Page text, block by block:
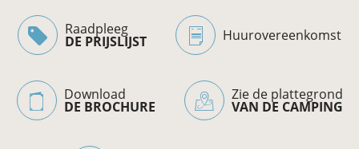
Raadpleeg
DE PRIJSLIJST Huurovereenkomst
Download
DE BROCHURE
Zie de plattegrond
VAN DE CAMPING